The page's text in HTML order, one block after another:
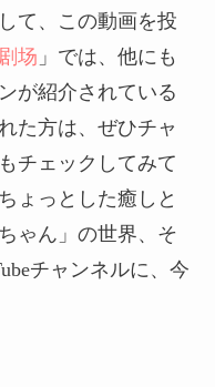
て、この動画を投
场 」では、他にも
が紹介されている
た方は、ぜひチャ
チェックしてみて
ょっとした癒しと
ゃん」の世界、そ
チャンネルに、今